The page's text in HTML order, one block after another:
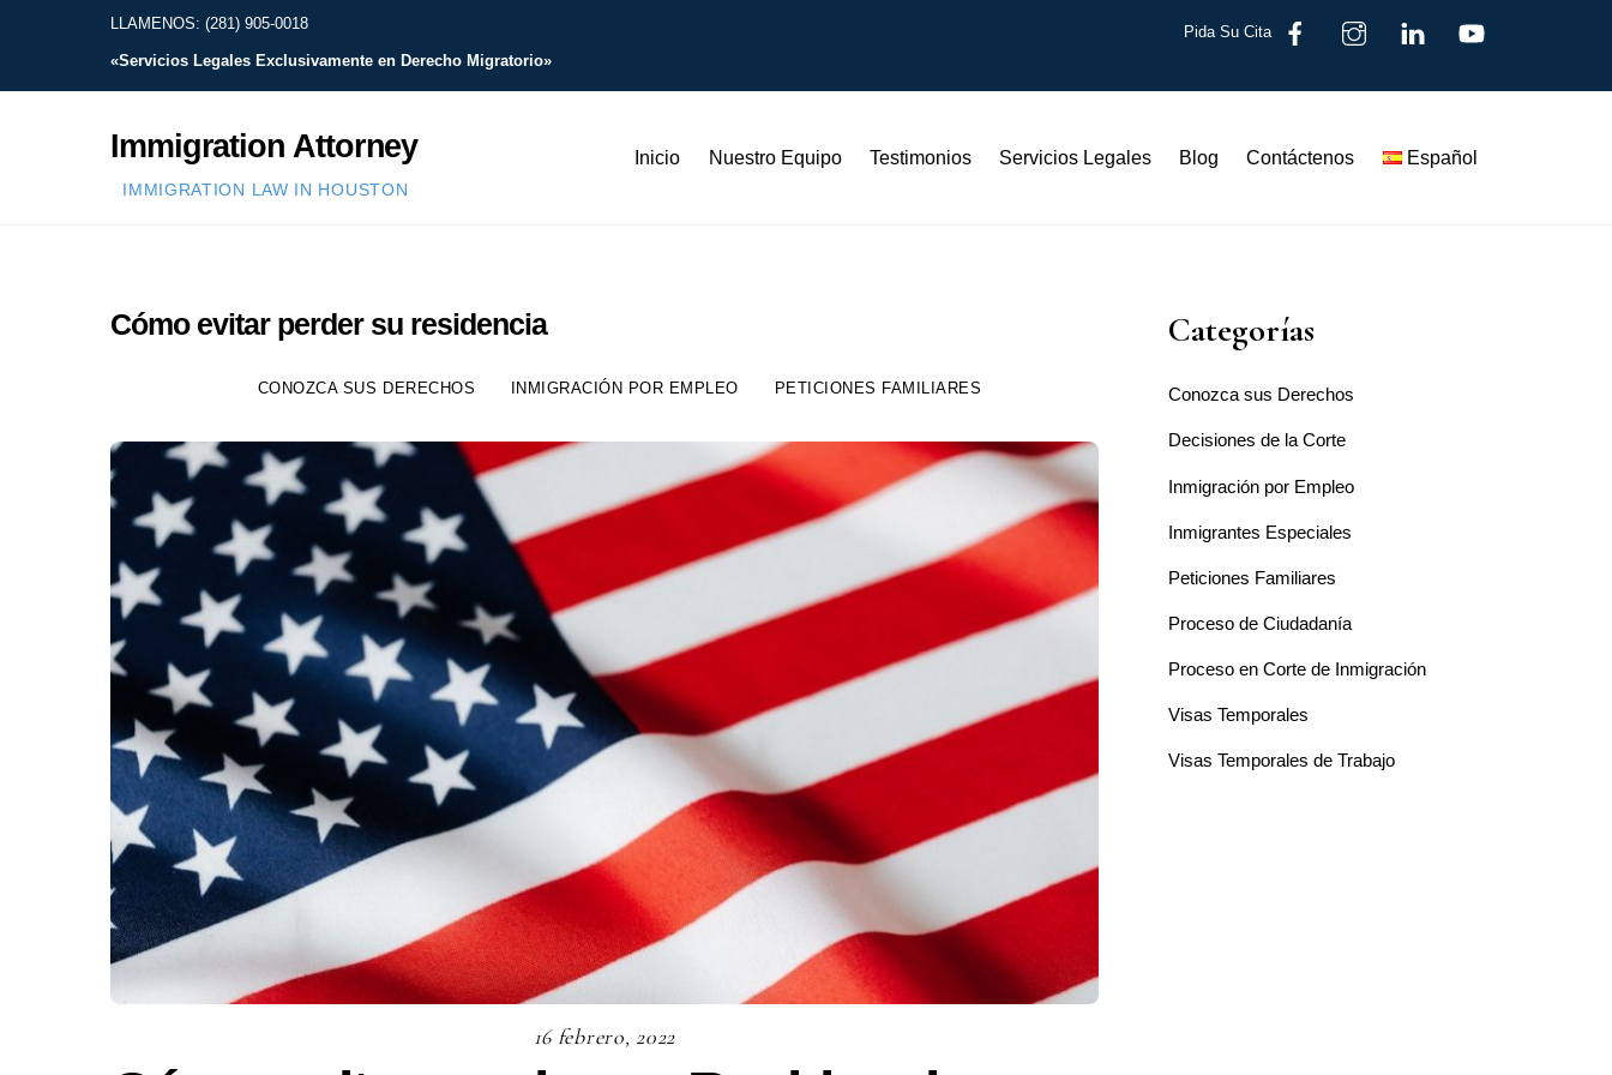
LLAMENOS: (281) 905-0018
«Servicios Legales Exclusivamente en Derecho Migratorio»
Pida Su Cita
Immigration Attorney
IMMIGRATION LAW IN HOUSTON
Inicio Nuestro Equipo Testimonios Servicios Legales Blog Contáctenos Español
Cómo evitar perder su residencia
CONOZCA SUS DERECHOS INMIGRACIÓN POR EMPLEO PETICIONES FAMILIARES
16 febrero, 2022
Categorías
Conozca sus Derechos
Decisiones de la Corte
Inmigración por Empleo
Inmigrantes Especiales
Peticiones Familiares
Proceso de Ciudadanía
Proceso en Corte de Inmigración
Visas Temporales
Visas Temporales de Trabajo